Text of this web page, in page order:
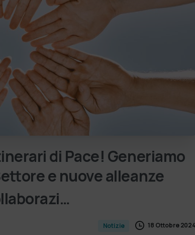
di Pace! Generiamo
enuovealleanze
Notizie 18 Ottobre 2024